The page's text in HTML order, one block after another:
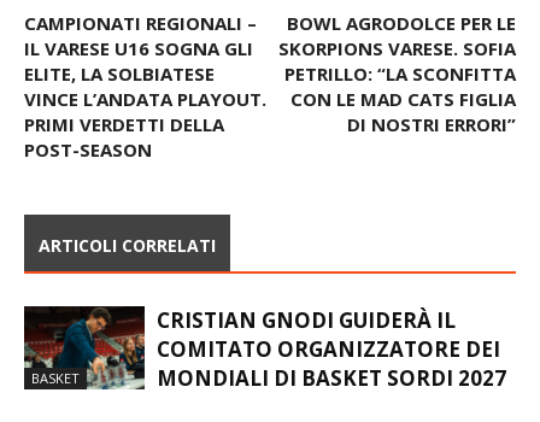
CAMPIONATI REGIONALI –
IL VARESE U16 SOGNA GLI
ELITE, LA SOLBIATESE
VINCE L’ANDATA PLAYOUT.
PRIMI VERDETTI DELLA
POST-SEASON
BOWL AGRODOLCE PER LE
SKORPIONS VARESE. SOFIA
PETRILLO: “LA SCONFITTA
CON LE MAD CATS FIGLIA
DI NOSTRI ERRORI”
ARTICOLI CORRELATI
BASKET
CRISTIAN GNODI GUIDERÀ IL
COMITATO ORGANIZZATORE DEI
MONDIALI DI BASKET SORDI 2027